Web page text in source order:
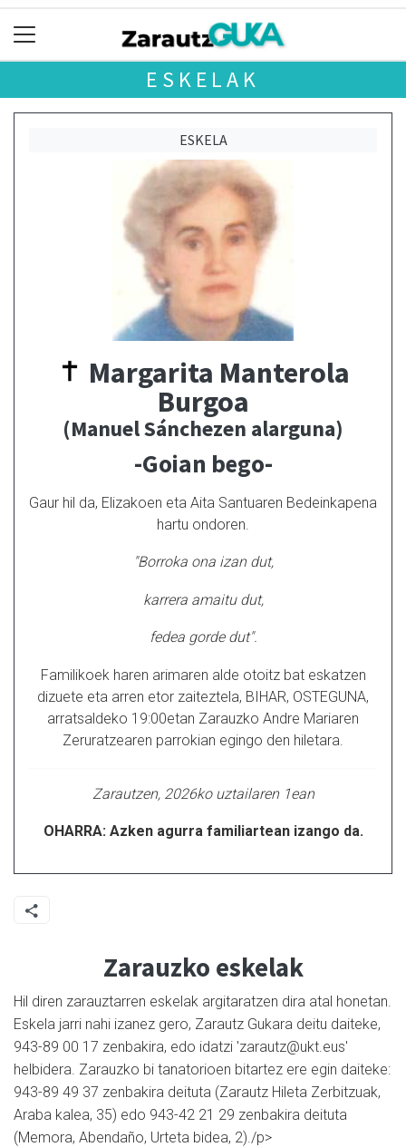
ESKELAK
ESKELA
Margarita Manterola
Burgoa
(Manuel Sánchezen alarguna)
-Goian bego-
Gaur hil da, Elizakoen eta Aita Santuaren Bedeinkapena
hartu ondoren.
"Borroka ona izan dut,
karrera amaitu dut,
fedea gorde dut".
Familikoek haren arimaren alde otoitz bat eskatzen
dizuete eta arren etor zaiteztela, BIHAR, OSTEGUNA,
arratsaldeko 19:00etan Zarauzko Andre Mariaren
Zeruratzearen parrokian egingo den hiletara.
Zarautzen, 2026ko uztailaren 1ean
OHARRA: Azken agurra familiartean izango da.
Zarauzko eskelak
Hil diren zarauztarren eskelak argitaratzen dira atal honetan.
Eskela jarri nahi izanez gero, Zarautz Gukara deitu daiteke,
943-89 00 17 zenbakira, edo idatzi 'zarautz@ukt.eus'
helbidera. Zarauzko bi tanatorioen bitartez ere egin daiteke:
943-89 49 37 zenbakira deituta (Zarautz Hileta Zerbitzuak,
Araba kalea, 35) edo 943-42 21 29 zenbakira deituta
(Memora, Abendaño, Urteta bidea, 2)./p>